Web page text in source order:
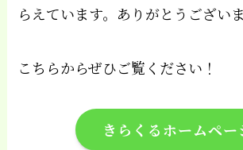
らえています。ありがとうございま
こちらからぜひご覧ください！
きらくるホームペー